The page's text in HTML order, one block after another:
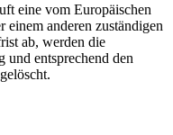
eine vom Europäischen
anderen zuständigen
ab, werden die
und entsprechend den